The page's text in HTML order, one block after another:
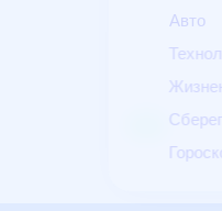
Авто